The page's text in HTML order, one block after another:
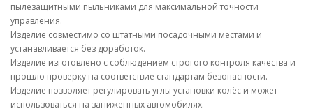
пылезащитными пыльниками для максимальной точности
управления.
Изделие совместимо со штатными посадочными местами и
устанавливается без доработок.
Изделие изготовлено с соблюдением строгого контроля качества и
прошло проверку на соответствие стандартам безопасности.
Изделие позволяет регулировать углы установки колёс и может
использоваться на заниженных автомобилях.